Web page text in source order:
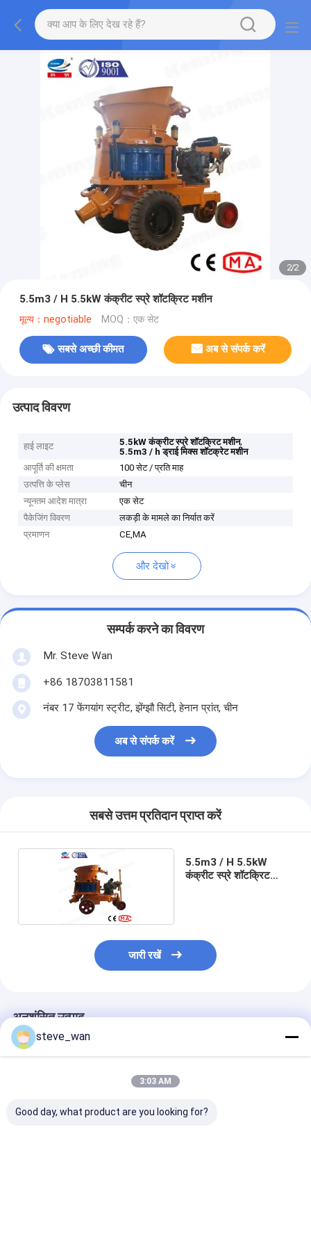
2/2
5.5m3 / H 5.5kW कंक्रीट स्प्रे शॉटक्रिट मशीन
मूल्य：negotiable MOQ：एक सेट
सबसे अच्छी कीमत अब से संपर्क करें
उत्पाद विवरण
हाई लाइट 5.5kW कंक्रीट स्प्रे शॉटक्रिट मशीन,
5.5m3 / h ड्राई मिक्स शॉटक्रेट मशीन
आपूर्ति की क्षमता
100 सेट / प्रति माह
उत्पत्ति के प्लेस
चीन
न्यूनतम आदेश मात्रा
एक सेट
पैकेजिंग विवरण
लकड़ी के मामले का निर्यात करें
प्रमाणन
CE,MA
और देखो
सम्पर्क करने का विवरण
Mr. Steve Wan
+86 18703811581
नंबर 17 फेंगयांग स्ट्रीट, झेंग्झौ सिटी, हेनान प्रांत, चीन
अब से संपर्क करें
सबसे उत्तम प्रतिदान प्राप्त करें
5.5m3 / H 5.5kW
कंक्रीट स्प्रे शॉटक्रिट
जारी रखें
अनुशंसित उत्पाद
steve_wan
3:03 AM
Good day, what product are you looking for?